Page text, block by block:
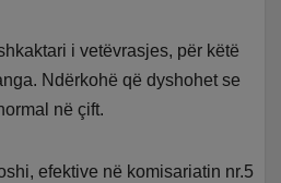
i vetëvrasjes, për këtë
Ndërkohë që dyshohet se
në çift.
efektive në komisariatin nr.5